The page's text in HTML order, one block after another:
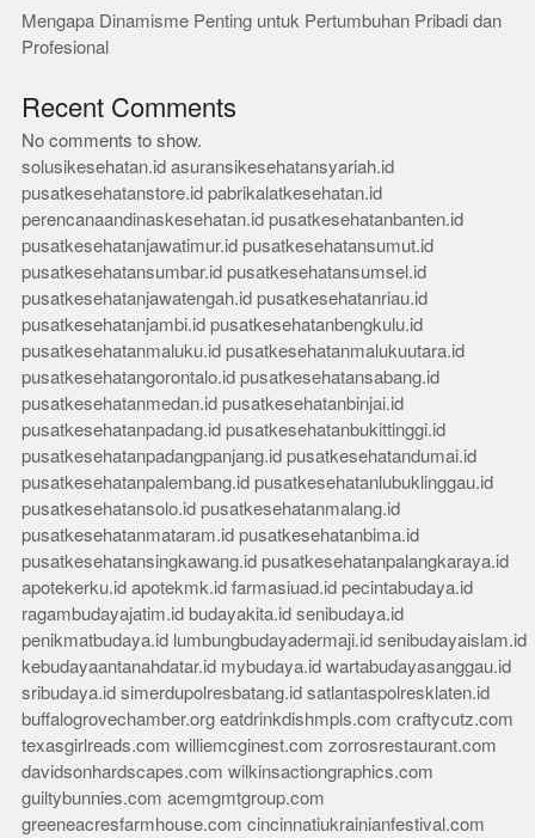
Mengapa Dinamisme Penting untuk Pertumbuhan Pribadi dan
Profesional
Recent Comments
No comments to show.
solusikesehatan.id asuransikesehatansyariah.id
pusatkesehatanstore.id pabrikalatkesehatan.id
perencanaandinaskesehatan.id pusatkesehatanbanten.id
pusatkesehatanjawatimur.id pusatkesehatansumut.id
pusatkesehatansumbar.id pusatkesehatansumsel.id
pusatkesehatanjawatengah.id pusatkesehatanriau.id
pusatkesehatanjambi.id pusatkesehatanbengkulu.id
pusatkesehatanmaluku.id pusatkesehatanmalukuutara.id
pusatkesehatangorontalo.id pusatkesehatansabang.id
pusatkesehatanmedan.id pusatkesehatanbinjai.id
pusatkesehatanpadang.id pusatkesehatanbukittinggi.id
pusatkesehatanpadangpanjang.id pusatkesehatandumai.id
pusatkesehatanpalembang.id pusatkesehatanlubuklinggau.id
pusatkesehatansolo.id pusatkesehatanmalang.id
pusatkesehatanmataram.id pusatkesehatanbima.id
pusatkesehatansingkawang.id pusatkesehatanpalangkaraya.id
apotekerku.id apotekmk.id farmasiuad.id pecintabudaya.id
ragambudayajatim.id budayakita.id senibudaya.id
penikmatbudaya.id lumbungbudayadermaji.id senibudayaislam.id
kebudayaantanahdatar.id mybudaya.id wartabudayasanggau.id
sribudaya.id simerdupolresbatang.id satlantaspolresklaten.id
buffalogrovechamber.org eatdrinkdishmpls.com craftycutz.com
texasgirlreads.com williemcginest.com zorrosrestaurant.com
davidsonhardscapes.com wilkinsactiongraphics.com
guiltybunnies.com acemgmtgroup.com
greeneacresfarmhouse.com cincinnatiukrainianfestival.com